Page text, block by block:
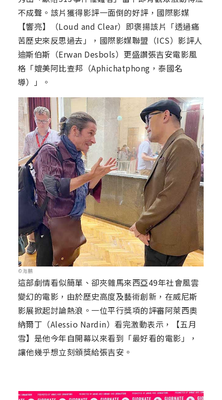
不成聲。該片獲得影評一面倒的好評，國際影媒
【響亮】（Loud and Clear）即褒揚該片「透過痛
苦歷史來反思過去」，國際影媒聯盟（ICS）影評人
迪斯伯斯（Erwan Desbols）更盛讚張吉安電影風
格「媲美阿比查邦（Aphichatphong，泰國名
導）」。
©海鵬
這部劇情看似簡單、卻夾雜馬來西亞49年社會風雲
變幻的電影，由於歷史高度及藝術創新，在威尼斯
影展掀起討論熱浪。一位平行獎項的評審阿萊西奧
納爾丁（Alessio Nardin）看完激動表示，【五月
雪】是他今年自開幕以來看到「最好看的電影」，
讓他幾乎想立刻頒獎給張吉安。